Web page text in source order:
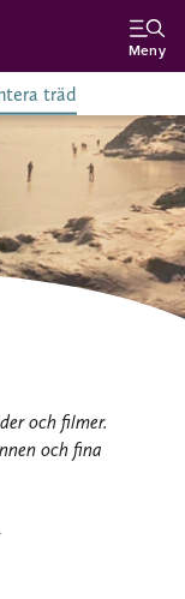
Meny
träd
och filmer.
och fina